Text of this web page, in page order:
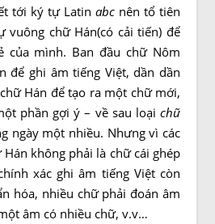
tới ký tự Latin abc nên tổ tiên
vuông chữ Hán(có cải tiến) để
của mình. Ban đầu chữ Nôm
để ghi âm tiếng Việt, dần dần
Hán để tạo ra một chữ mới,
phần gợi ý – về sau loại chữ
ngày một nhiều. Nhưng vì các
không phải là chữ cái ghép
xác ghi âm tiếng Việt còn
hóa, nhiều chữ phải đoán âm
âm có nhiều chữ, v.v…